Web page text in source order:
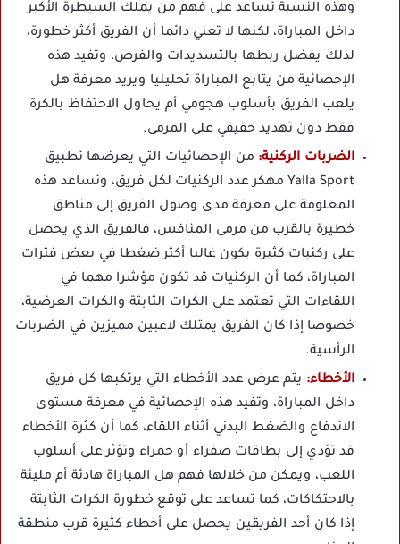
وهذه النسبة تساعد على فهم من يملك السيطرة الأكبر
داخل المباراة، لكنها لا تعني دائما أن الفريق أكثر خطورة،
لذلك يفضل ربطها بالتسديدات والفرص، وتفيد هذه
الإحصائية من يتابع المباراة تحليليا ويريد معرفة هل
يلعب الفريق بأسلوب هجومي أم يحاول الاحتفاظ بالكرة
فقط دون تهديد حقيقي على المرمى.
الضربات الركنية: من الإحصائيات التي يعرضها تطبيق
Yalla Sport مهكر عدد الركنيات لكل فريق، وتساعد هذه
المعلومة على معرفة مدى وصول الفريق إلى مناطق
خطيرة بالقرب من مرمى المنافس، فالفريق الذي يحصل
على ركنيات كثيرة يكون غالبا أكثر ضغطا في بعض فترات
المباراة، كما أن الركنيات قد تكون مؤشرا مهما في
اللقاءات التي تعتمد على الكرات الثابتة والكرات العرضية،
خصوصا إذا كان الفريق يمتلك لاعبين مميزين في الضربات
الرأسية.
الأخطاء: يتم عرض عدد الأخطاء التي يرتكبها كل فريق
داخل المباراة، وتفيد هذه الإحصائية في معرفة مستوى
الاندفاع والضغط البدني أثناء اللقاء، كما أن كثرة الأخطاء
قد تؤدي إلى بطاقات صفراء أو حمراء وتؤثر على أسلوب
اللعب، ويمكن من خلالها فهم هل المباراة هادئة أم مليئة
بالاحتكاكات، كما تساعد على توقع خطورة الكرات الثابتة
إذا كان أحد الفريقين يحصل على أخطاء كثيرة قرب منطقة